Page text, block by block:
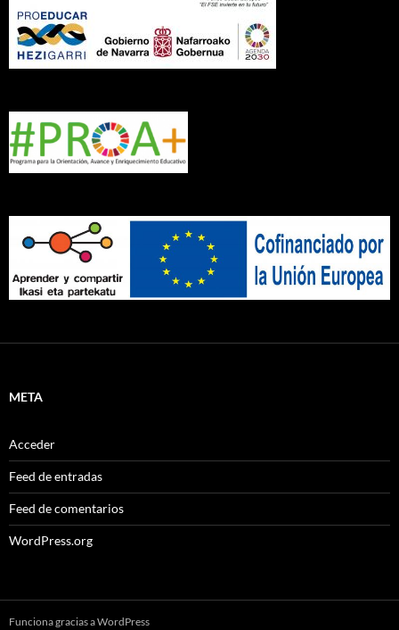
META
Acceder
Feed de entradas
Feed de comentarios
WordPress.org
Funciona gracias a WordPress